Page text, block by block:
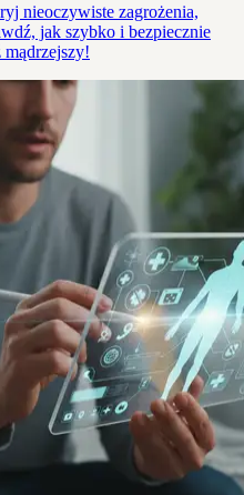
nieoczywiste zagrożenia,
jak szybko i bezpiecznie